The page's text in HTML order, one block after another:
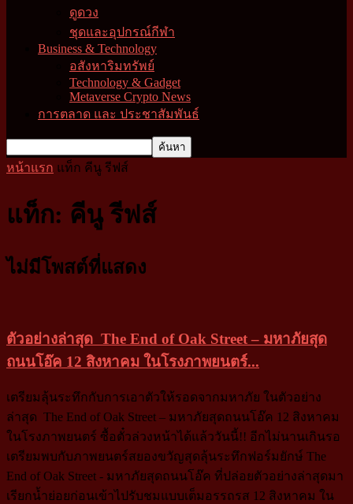
ดูดวง
ชุดและอุปกรณ์กีฬา
Business & Technology
อสังหาริมทรัพย์
Technology & Gadget
Metaverse Crypto News
การตลาด และ ประชาสัมพันธ์
หน้าแรก แท็ก คีนู รีฟส์
แท็ก: คีนู รีฟส์
ไม่มีโพสต์ที่แสดง
ตัวอย่างล่าสุด The End of Oak Street – มหาภัยสุด
ถนนโอ๊ค 12 สิงหาคม ในโรงภาพยนตร์...
เตรียมลุ้นระทึกกับการเอาตัวให้รอดจากมหาภัย ในตัวอย่าง
ล่าสุด The End of Oak Street – มหาภัยสุดถนนโอ๊ค 12 สิงหาคม
ในโรงภาพยนตร์ ซื้อตั๋วล่วงหน้าได้แล้ววันนี้!! อีกไม่นานเกินรอ
เตรียมพบกับภาพยนตร์สยองขวัญสุดลุ้นระทึกฟอร์มยักษ์ The
End of Oak Street - มหาภัยสุดถนนโอ๊ค ที่ปล่อยตัวอย่างล่าสุดมา
เรียกน้ำย่อยก่อนเข้าไปรับชมแบบเต็มอรรถรส 12 สิงหาคม ใน